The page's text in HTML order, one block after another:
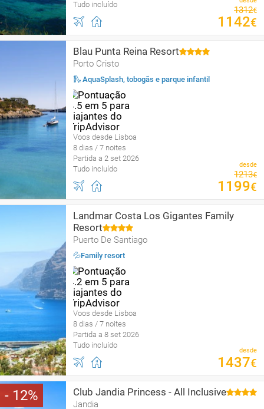
Tudo incluído
1312€
1142€
Blau Punta Reina Resort
Porto Cristo
🛝 AquaSplash, tobogãs e parque infantil
Voos desde Lisboa
8 dias / 7 noites
Partida a 2 set 2026
Tudo incluído
desde
1213€
1199€
Landmar Costa Los Gigantes Family
Resort
Puerto De Santiago
💦Family resort
Voos desde Lisboa
8 dias / 7 noites
Partida a 8 set 2026
Tudo incluído
desde
1437€
12 Club Jandia Princess - All Inclusive
Jandia